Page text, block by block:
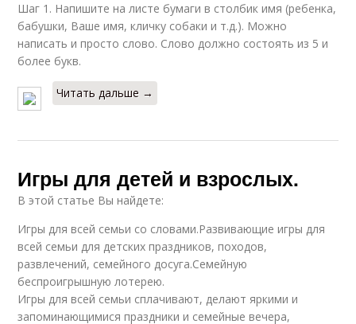
Шаг 1. Напишите на листе бумаги в столбик имя (ребенка,
бабушки, Ваше имя, кличку собаки и т.д.). Можно
написать и просто слово. Слово должно состоять из 5 и
более букв.
Читать дальше →
Игры для детей и взрослых.
В этой статье Вы найдете:
Игры для всей семьи со словами.Развивающие игры для
всей семьи для детских праздников, походов,
развлечений, семейного досуга.Семейную
беспроигрышную лотерею.
Игры для всей семьи сплачивают, делают яркими и
запоминающимися праздники и семейные вечера,